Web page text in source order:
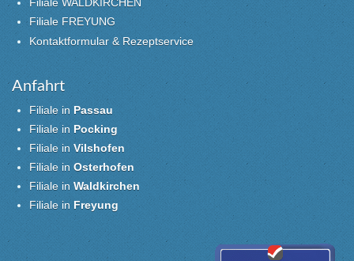
Filiale FREYUNG
Kontaktformular & Rezeptservice
Anfahrt
Filiale in Passau
Filiale in Pocking
Filiale inVilshofen
Filiale inOsterhofen
Filiale inWaldkirchen
Filiale inFreyung